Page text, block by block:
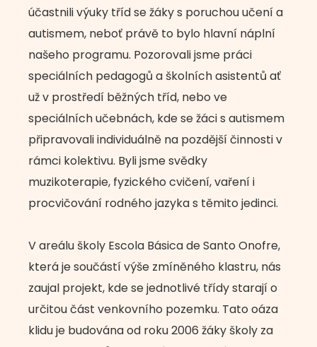
účastnili výuky tříd se žáky s poruchou učení a
autismem, neboť právě to bylo hlavní náplní
našeho programu. Pozorovali jsme práci
speciálních pedagogů a školních asistentů ať
už v prostředí běžných tříd, nebo ve
speciálních učebnách, kde se žáci s autismem
připravovali individuálně na pozdější činnosti v
rámci kolektivu. Byli jsme svědky
muzikoterapie, fyzického cvičení, vaření i
procvičování rodného jazyka s těmito jedinci.
V areálu školy Escola Básica de Santo Onofre,
která je součástí výše zmíněného klastru, nás
zaujal projekt, kde se jednotlivé třídy starají o
určitou část venkovního pozemku. Tato oáza
klidu je budována od roku 2006 žáky školy za